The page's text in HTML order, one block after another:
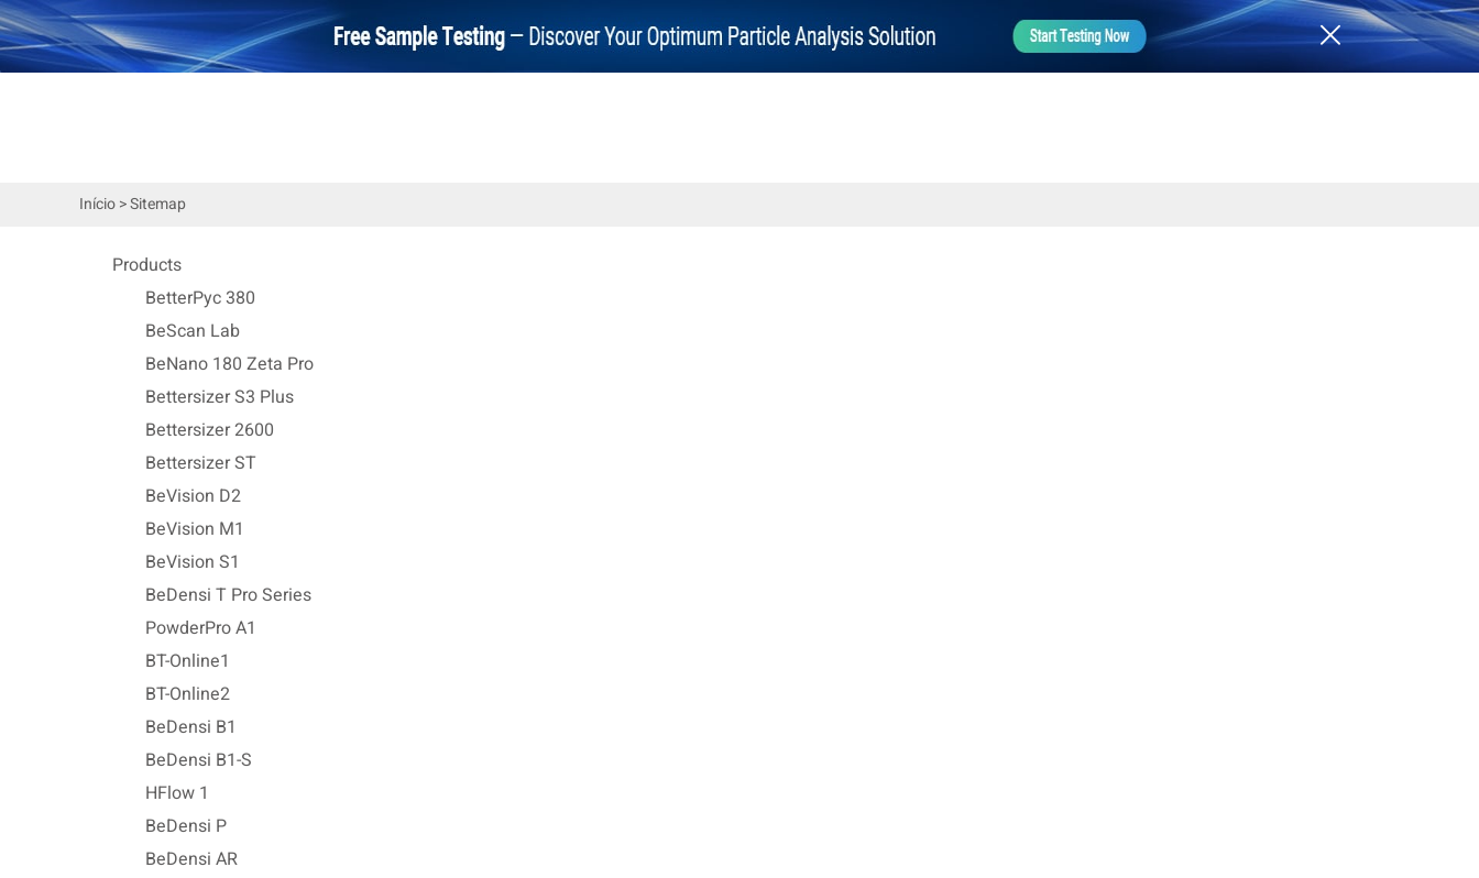
Início>Sitemap
Products
BetterPyc 380
BeScan Lab
BeNano 180 Zeta Pro
Bettersizer S3 Plus
Bettersizer 2600
Bettersizer ST
BeVision D2
BeVision M1
BeVision S1
BeDensi T Pro Series
PowderPro A1
BT-Online1
BT-Online2
BeDensi B1
BeDensi B1-S
HFlow 1
BeDensi P
BeDensi AR